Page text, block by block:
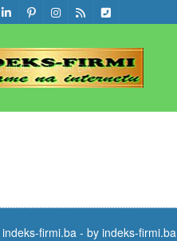
indeks-firmi.ba - by indeks-firmi.ba